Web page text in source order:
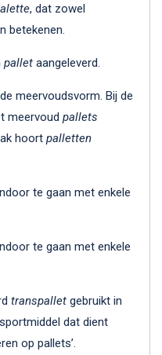
, dat zowel
betekenen.
pallet aangeleverd.
meervoudsvorm. Bij de
meervoud pallets
hoort palletten
te gaan met enkele
te gaan met enkele
transpallet gebruikt in
dat dient
op pallets’.